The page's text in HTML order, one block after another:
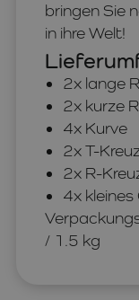
bringen Sie
in ihre Welt!
2x lange
2x kurze
4x Kurve
2x T-
2x R-
4x
/ 1.5 kg